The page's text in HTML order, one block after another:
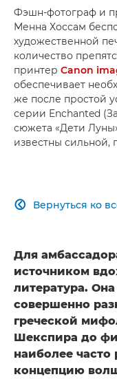
Фэшн-фотограф и
Менна Хоссам
художественной
количество
принтер Canon
обеспечивает
же после простой
серии Enchanted
сюжета «Дети
известны сильной,
Вернуться ко

Для
источником
литература.
совершенно
греческой
Шекспира до
наиболее часто
концепцию